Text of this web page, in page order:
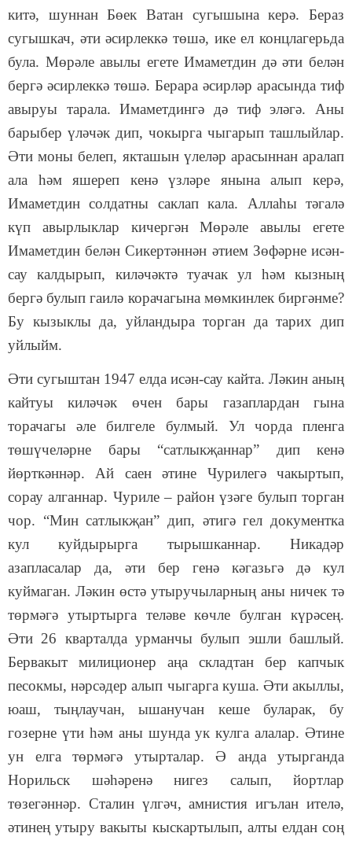
китә, шуннан Бөек Ватан сугышына керә. Бераз
сугышкач, әти әсирлеккә төшә, ике ел концлагерьда
була. Мөрәле авылы егете Имаметдин дә әти белән
бергә әсирлеккә төшә. Берара әсирләр арасында тиф
авыруы тарала. Имаметдингә дә тиф эләгә. Аны
барыбер үләчәк дип, чокырга чыгарып ташлыйлар.
Әти моны белеп, якташын үлеләр арасыннан аралап
ала һәм яшереп кенә үзләре янына алып керә,
Имаметдин солдатны саклап кала. Аллаһы тәгалә
күп авырлыклар кичергән Мөрәле авылы егете
Имаметдин белән Сикертәннән әтием Зөфәрне исән-
сау калдырып, киләчәктә туачак ул һәм кызның
бергә булып гаилә корачагына мөмкинлек биргәнме?
Бу кызыклы да, уйландыра торган да тарих дип
уйлыйм.
Әти сугыштан 1947 елда исән-сау кайта. Ләкин аның
кайтуы киләчәк өчен бары газаплардан гына
торачагы әле билгеле булмый. Ул чорда пленга
төшүчеләрне бары “сатлыкҗаннар” дип кенә
йөрткәннәр. Ай саен әтине Чурилегә чакыртып,
сорау алганнар. Чуриле – район үзәге булып торган
чор. “Мин сатлыкҗан” дип, әтигә гел документка
кул куйдырырга тырышканнар. Никадәр
азапласалар да, әти бер генә кәгазьгә дә кул
куймаган. Ләкин өстә утыручыларның аны ничек тә
төрмәгә утыртырга теләве көчле булган күрәсең.
Әти 26 кварталда урманчы булып эшли башлый.
Бервакыт милиционер аңа складтан бер капчык
песокмы, нәрсәдер алып чыгарга куша. Әти акыллы,
юаш, тыңлаучан, ышанучан кеше буларак, бу
гозерне үти һәм аны шунда ук кулга алалар. Әтине
ун елга төрмәгә утырталар. Ә анда утырганда
Норильск шәһәренә нигез салып, йортлар
төзегәннәр. Сталин үлгәч, амнистия игълан ителә,
әтинең утыру вакыты кыскартылып, алты елдан соң